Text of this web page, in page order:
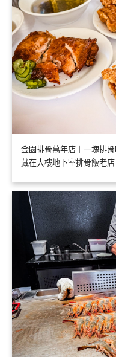
金園排骨萬年店｜一塊排
藏在大樓地下室排骨飯老店